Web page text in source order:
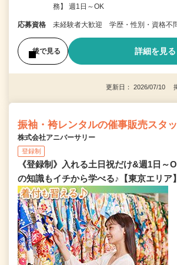
務】 週1日～OK
応募資格 未経験者大歓迎 学歴・性別・資格不
後で見る 詳細を見る
更新日： 2026/07/10
振袖・袴レンタルの催事販売スタ
株式会社アニバーサリー
登録制
《登録制》入れる土日祝だけ&週1日～
の知識もイチから学べる♪【東京エリア】